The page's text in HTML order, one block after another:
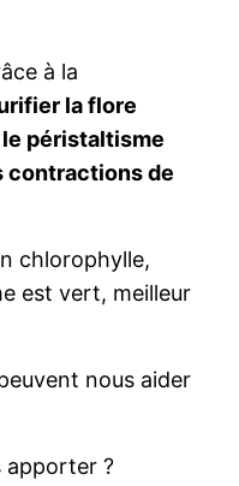
à la
la flore
péristaltisme
contractions de
chlorophylle,
est vert, meilleur
nous aider
apporter ?